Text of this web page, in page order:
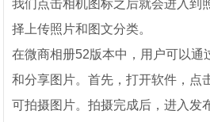
我们点击相机图标之后就会进入到
择上传照片和图文分类。
在微商相册52版本中，用户可以通
和分享图片。首先，打开软件，点
可拍摄图片。拍摄完成后，进入发